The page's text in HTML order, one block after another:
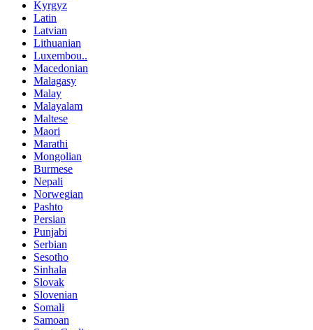
Kyrgyz
Latin
Latvian
Lithuanian
Luxembou..
Macedonian
Malagasy
Malay
Malayalam
Maltese
Maori
Marathi
Mongolian
Burmese
Nepali
Norwegian
Pashto
Persian
Punjabi
Serbian
Sesotho
Sinhala
Slovak
Slovenian
Somali
Samoan